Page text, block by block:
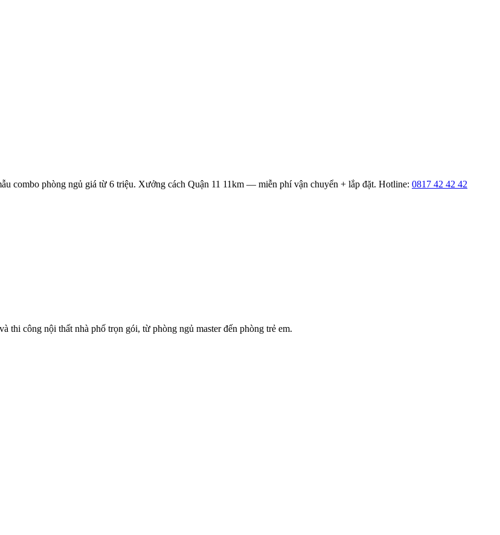
combo phòng ngủ giá từ 6 triệu. Xưởng cách Quận 11 11km — miễn phí vận chuyển + lắp đặt. Hotline: 0817 42 42 42
thi công nội thất nhà phố trọn gói, từ phòng ngủ master đến phòng trẻ em.